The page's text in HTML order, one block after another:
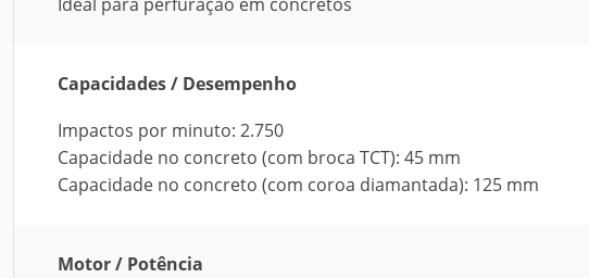
Capacidades / Desempenho
Impactos por minuto: 2.750
Capacidade no concreto (com broca TCT): 45 mm
Capacidade no concreto (com coroa diamantada): 125 mm
Motor / Potência